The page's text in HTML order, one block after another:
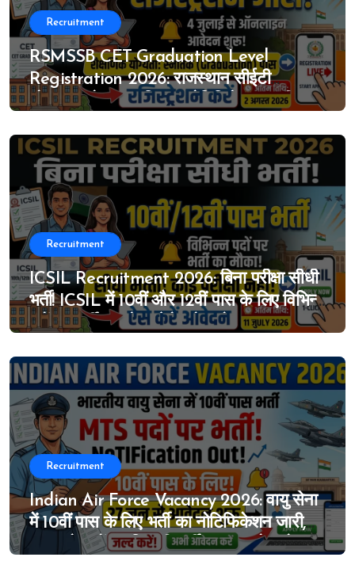
Recruitment
RSMSSB CET Graduation Level
Registration 2026: राजस्थान सीईटी
ग्रेजुएशन लेवल का विस्तृत नोटिफिकेशन जारी, 4
Recruitment
ICSIL Recruitment 2026: बिना परीक्षा सीधी
भर्ती! ICSIL में 10वीं और 12वीं पास के लिए विभिन्न
पदों पर भर्ती का मौका, ऐसे करे आवेदन
Recruitment
Indian Air Force Vacancy 2026: वायु सेना
में 10वीं पास के लिए भर्ती का नोटिफिकेशन जारी,
MTS के पदों पर निकली भर्ती, 27 जून से आवेदन